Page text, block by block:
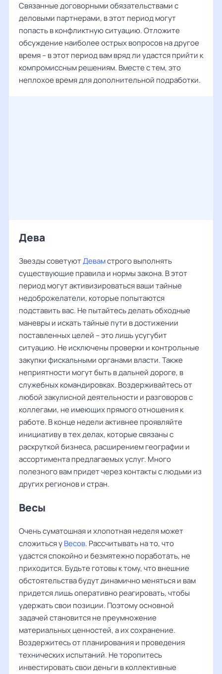
Связанные договорными обязательствами с
деловыми партнерами, в этот период могут
попасть в конфликтную ситуацию. Отложите
обсуждение наиболее острых вопросов на другое
время – в этот период вам вряд ли удастся прийти к
компромиссным решениям. Вместе с тем, это
неплохое время для дополнительной подработки.
Дева ‌‌
Звезды советуютДевамстрого выполнять
существующие правила и нормы закона. В этот
период могут активизироваться ваши тайные
недоброжелатели, которые попытаются
подставить вас. Не пытайтесь делать обходные
маневры и искать тайные пути в достижении
поставленных целей – это лишь усугубит
ситуацию. Не исключены проверки и контрольные
закупки фискальными органами власти. Также
неприятности могут быть в дальней дороге, в
служебных командировках. Воздерживайтесь от
любой закулисной деятельности и разговоров с
коллегами, не имеющих прямого отношения к
работе. В конце недели активнее проявляйте
инициативу в тех делах, которые связаны с
раскруткой бизнеса, расширением географии и
ассортимента предлагаемых услуг. Много
полезного вам придет через контакты с людьми из
других регионов и стран.
Весы ‌‌
Очень суматошная и хлопотная неделя может
сложиться уВесов. Рассчитывать на то, что
удастся спокойно и безмятежно поработать, не
приходится. Будьте готовы к тому, что внешние
обстоятельства будут динамично меняться и вам
придется лишь оперативно реагировать, чтобы
удержать свои позиции. Поэтому основной
задачей становится не преумножение
материальных ценностей, а их сохранение.
Воздержитесь от планирования и проведения
технических испытаний. Не торопитесь
инвестировать свои деньги в коллективные